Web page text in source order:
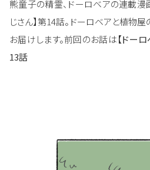
熊童子の精霊、ドーロベアの連載漫
じさん】第14話。ドーロベアと植物
お届けします。前回のお話は【ドー
13話